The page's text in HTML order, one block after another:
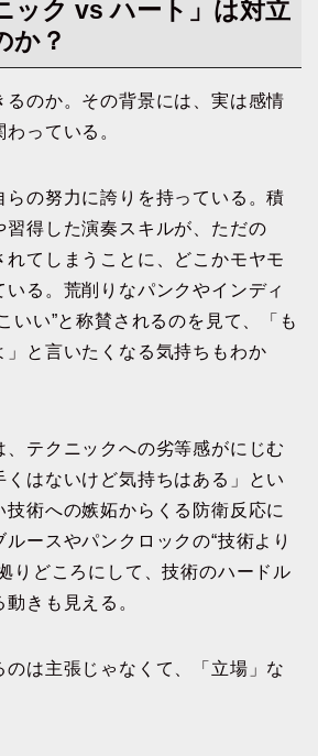
ック vs ハート」は対立
か？
るのか。その背景には、実は感情
っている。
らの努力に誇りを持っている。積
習得した演奏スキルが、ただの
れてしまうことに、どこかモヤモ
いる。荒削りなパンクやインディ
いい”と称賛されるのを見て、「も
」と言いたくなる気持ちもわか
、テクニックへの劣等感がにじむ
くはないけど気持ちはある」とい
技術への嫉妬からくる防衛反応に
ースやパンクロックの“技術より
りどころにして、技術のハードル
きも見える。
のは主張じゃなくて、「立場」な